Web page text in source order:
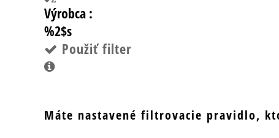
Výrobca :
%2$s
Použiť filter
Máte nastavené filtrovacie pravidlo,